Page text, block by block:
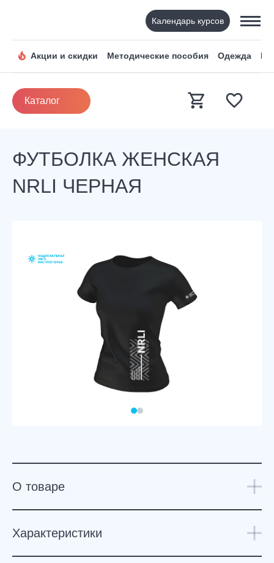
Календарь курсов
Акции и скидки Методические пособия Одежда
Каталог
ФУТБОЛКА ЖЕНСКАЯ
NRLI ЧЕРНАЯ
О товаре
Характеристики